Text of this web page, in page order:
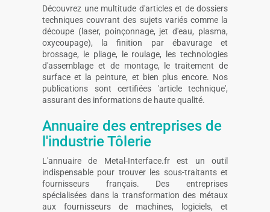
Découvrez une multitude d'articles et de dossiers
techniques couvrant des sujets variés comme la
découpe (laser, poinçonnage, jet d'eau, plasma,
oxycoupage), la finition par ébavurage et
brossage, le pliage, le roulage, les technologies
d'assemblage et de montage, le traitement de
surface et la peinture, et bien plus encore. Nos
publications sont certifiées 'article technique',
assurant des informations de haute qualité.
Annuaire des entreprises de
l'industrie Tôlerie
L'annuaire de Metal-Interface.fr est un outil
indispensable pour trouver les sous-traitants et
fournisseurs français. Des entreprises
spécialisées dans la transformation des métaux
aux fournisseurs de machines, logiciels, et